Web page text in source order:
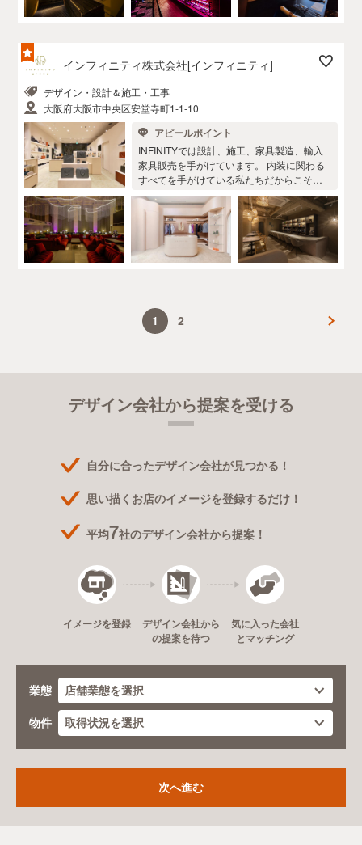
ざいます。 その為、デザインのクオリティ
を落とさずに工事費を圧縮させる術を熟知
とやzoom等でのご相談可能です。 法人、個
N / https://lusty-design.com 🇺🇸 LUSTYdesi
gn HAWAII / https://www.lustydesign-hawaii.
坪未満の小さな店舗から1000坪以上のショ
ッピングモールまで様々な経験と知識で海
インフィニティ株式会社[インフィニティ]
デザイン・設計＆施工・工事
大阪府大阪市中央区安堂寺町1-1-10
アピールポイント
INFINITYでは設計、施工、家具製造、輸入
家具販売を手がけています。 内装に関わる
すべてを手がけている私たちだからこそ、
トータルのご提案ができます。 また、お客
様の大事にされている一品から、デザイン
の提案も可能です。 【人と社会に、かけが
えのない物語を生み出す。】 私たちが創造
するのは、インテリアではありません。 私
たちは、それぞれの人生という「物語」を
の捉え方をも変える力があります。 生きる
時間の質を変えていくことによって、人々
国
1 2
デザイン会社から提案を受ける
自分に合ったデザイン会社が見つかる！
思い描くお店のイメージを登録するだけ！
平均7社のデザイン会社から提案！
イメージを登録
デザイン会社から
の提案を待つ
気に入った会社
とマッチング
業態
物件